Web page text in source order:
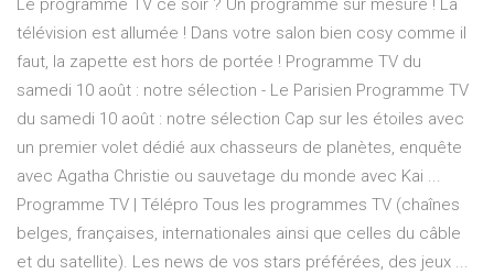
Le programme TV ce soir ? Un programme sur mesure ! La
télévision est allumée ! Dans votre salon bien cosy comme il
faut, la zapette est hors de portée ! Programme TV du
samedi 10 août : notre sélection - Le Parisien Programme TV
du samedi 10 août : notre sélection Cap sur les étoiles avec
un premier volet dédié aux chasseurs de planètes, enquête
avec Agatha Christie ou sauvetage du monde avec Kai ...
Programme TV | Télépro Tous les programmes TV (chaînes
belges, françaises, internationales ainsi que celles du câble
et du satellite). Les news de vos stars préférées, des jeux ...